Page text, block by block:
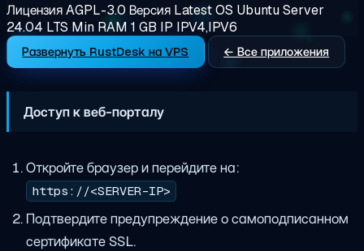
ЛицензияAGPL-3.0 Версия LatestOS Ubuntu Server
24.04 LTS Min RAM 1 GB IP IPV4,IPV6
Развернуть RustDesk на VPS ← Все приложения
Доступ к веб-порталу
Откройте браузер и перейдите на:
https://<SERVER-IP>
Подтвердите предупреждение о самоподписанном
сертификате SSL.